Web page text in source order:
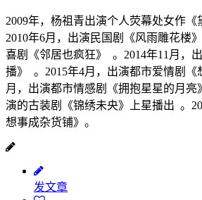
2009年，杨祖青出演个人荧幕处女作《
2010年6月，出演民国剧《风雨雕花楼
喜剧《邻居也疯狂》 。2014年11月，
播》 。2015年4月，出演都市爱情剧
月，出演都市情感剧《拥抱星星的月亮
演的古装剧《锦绣未央》上星播出 。
想事成杂货铺》。
发文章